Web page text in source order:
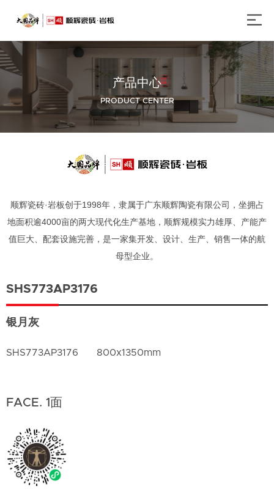
产品中心
PRODUCT CENTER
顺辉瓷砖·岩板创于1998年，隶属于广东顺辉陶瓷有限公司，坐拥占
地面积逾4000亩的两大现代化生产基地，顺辉规模实力雄厚、产能产
值巨大、配套设施完善，是一家集开发、设计、生产、销售一体的航
母型企业。
SHS773AP3176
银月灰
SHS773AP3176 800x1350mm
FACE. 1面